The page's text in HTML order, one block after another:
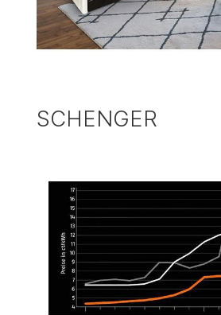
SCHENGER